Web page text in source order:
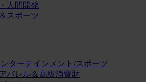
人間開発
スポーツ
ターテインメント/スポーツ
パレル＆高級消費財